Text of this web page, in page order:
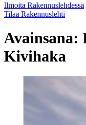
Ilmoita Rakennuslehdessä
Tilaa Rakennuslehti
Avainsana:
Kivihaka